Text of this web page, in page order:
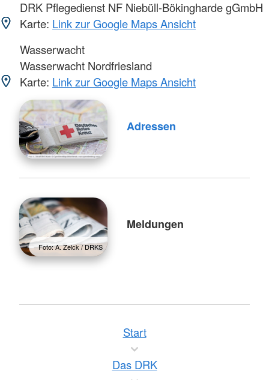
DRK Pflegedienst NF Niebüll-Bökingharde gGmbH
Karte: Link zur Google Maps Ansicht
Wasserwacht
Wasserwacht Nordfriesland
Karte: Link zur Google Maps Ansicht
Adressen
Foto: A. Zelck / DRKS
Meldungen
Start
Das DRK